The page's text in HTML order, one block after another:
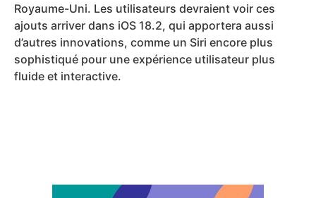
Royaume-Uni. Les utilisateurs devraient voir ces
ajouts arriver dans iOS 18.2, qui apportera aussi
d’autres innovations, comme un Siri encore plus
sophistiqué pour une expérience utilisateur plus
fluide et interactive.